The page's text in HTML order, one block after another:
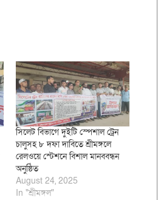
সিলেট বিভাগে দুইটি স্পেশাল ট্রেন
চালুসহ ৮ দফা দাবিতে শ্রীমঙ্গলে
রেলওয়ে স্টেশনে বিশাল মানববন্ধন
অনুষ্ঠিত
August 24, 2025
In "শ্রীমঙ্গল"